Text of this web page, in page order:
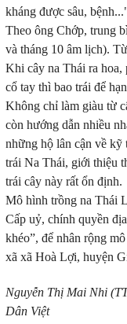
kháng được sâu,
Theo ông Chớp, trung
và tháng 10 âm lịch).
Khi cây na Thái ra hoa,
cổ tay thì bao trái để
Không chỉ làm giàu từ
còn hướng dẫn nhiều
những hộ lân cận về kỹ
trái Na Thái, giới thiệu
trái cây này rất ổn định.
Mô hình trồng na Thái
Cấp uỷ, chính quyền
khéo”, để nhân rộng
xã xã Hoà Lợi, huyện
Nguyễn Thị Mai Nhi
Dân Việt